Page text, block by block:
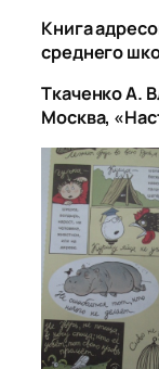
Книга
среднего
Ткаченко А.
Москва,